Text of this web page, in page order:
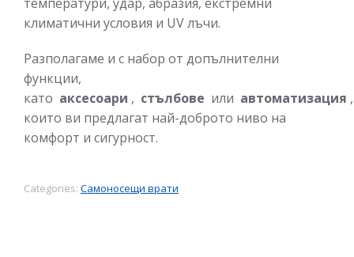
климатични условия и UV лъчи.
Разполагаме и с набор от допълнителни
функции,
като аксесоари , стълбове или автоматизация ,
които ви предлагат най-доброто ниво на
комфорт и сигурност.
Categories: Самоносещи врати